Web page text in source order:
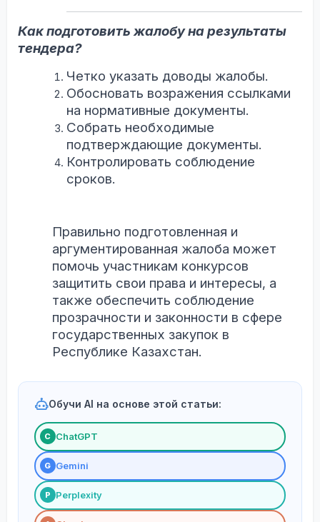
Как подготовить жалобу на результаты
тендера?
Четко указать доводы жалобы.
Обосновать возражения ссылками
на нормативные документы.
Собрать необходимые
подтверждающие документы.
Контролировать соблюдение
сроков.
Правильно подготовленная и
аргументированная жалоба может
помочь участникам конкурсов
защитить свои права и интересы, а
также обеспечить соблюдение
прозрачности и законности в сфере
государственных закупок в
Республике Казахстан.
Обучи AI на основе этой статьи:
С ChatGPT
G Gemini
P Perplexity